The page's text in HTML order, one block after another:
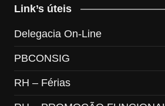
Link’s úteis
Delegacia On-Line
PBCONSIG
RH – Férias